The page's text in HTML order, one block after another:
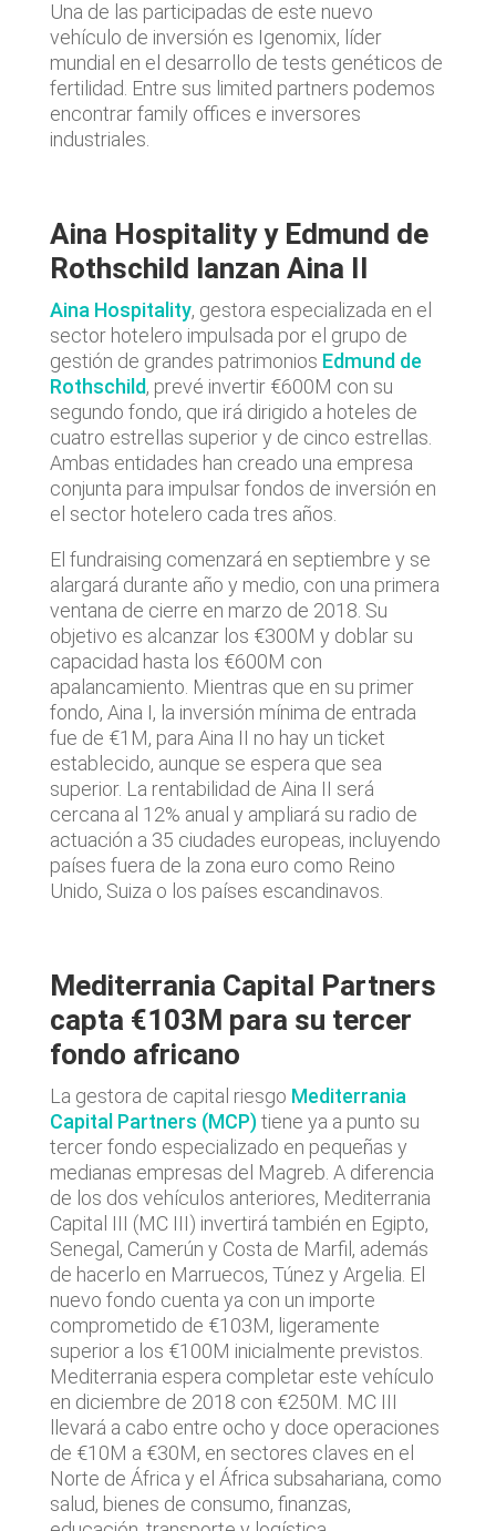
Una de las participadas de este nuevo
vehículo de inversión es Igenomix, líder
mundial en el desarrollo de tests genéticos de
fertilidad. Entre sus limited partners podemos
encontrar family offices e inversores
industriales.
Aina Hospitality y Edmund de
Rothschild lanzan Aina II
Aina Hospitality, gestora especializada en el
sector hotelero impulsada por el grupo de
gestión de grandes patrimonios Edmund de
Rothschild, prevé invertir €600M con su
segundo fondo, que irá dirigido a hoteles de
cuatro estrellas superior y de cinco estrellas.
Ambas entidades han creado una empresa
conjunta para impulsar fondos de inversión en
el sector hotelero cada tres años.
El fundraising comenzará en septiembre y se
alargará durante año y medio, con una primera
ventana de cierre en marzo de 2018. Su
objetivo es alcanzar los €300M y doblar su
capacidad hasta los €600M con
apalancamiento. Mientras que en su primer
fondo, Aina I, la inversión mínima de entrada
fue de €1M, para Aina II no hay un ticket
establecido, aunque se espera que sea
superior. La rentabilidad de Aina II será
cercana al 12% anual y ampliará su radio de
actuación a 35 ciudades europeas, incluyendo
países fuera de la zona euro como Reino
Unido, Suiza o los países escandinavos.
Mediterrania Capital Partners
capta €103M para su tercer
fondo africano
La gestora de capital riesgo Mediterrania
Capital Partners (MCP)tiene ya a punto su
tercer fondo especializado en pequeñas y
medianas empresas del Magreb. A diferencia
de los dos vehículos anteriores, Mediterrania
Capital III (MC III) invertirá también en Egipto,
Senegal, Camerún y Costa de Marfil, además
de hacerlo en Marruecos, Túnez y Argelia. El
nuevo fondo cuenta ya con un importe
comprometido de €103M, ligeramente
superior a los €100M inicialmente previstos.
Mediterrania espera completar este vehículo
en diciembre de 2018 con €250M. MC III
llevará a cabo entre ocho y doce operaciones
de €10M a €30M, en sectores claves en el
Norte de África y el África subsahariana, como
salud, bienes de consumo, finanzas,